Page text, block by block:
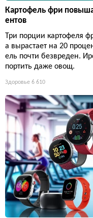
Картофель фри
ентов
Три порции картофеля
а вырастает на 20
ель почти безвреден.
портить даже овощ.
Здоровье 6 610